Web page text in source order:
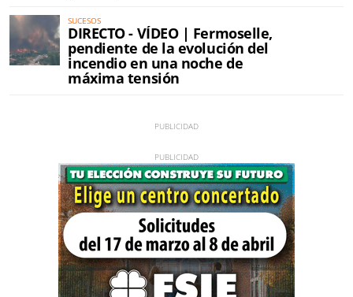
SUCESOS
DIRECTO - VÍDEO | Fermoselle,
pendiente de la evolución del
incendio en una noche de
máxima tensión